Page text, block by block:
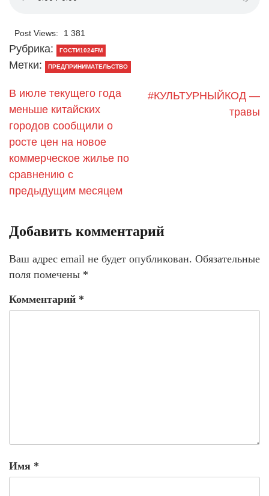
Post Views: 1 381
Рубрика: ГОСТИ1024FM
Метки: ПРЕДПРИНИМАТЕЛЬСТВО
В июле текущего года
меньше китайских
городов сообщили о
росте цен на новое
коммерческое жилье по
сравнению с
предыдущим месяцем
#КУЛЬТУРНЫЙКОД —
травы
Добавить комментарий
Ваш адрес email не будет опубликован. Обязательные
поля помечены *
Комментарий *
Имя *